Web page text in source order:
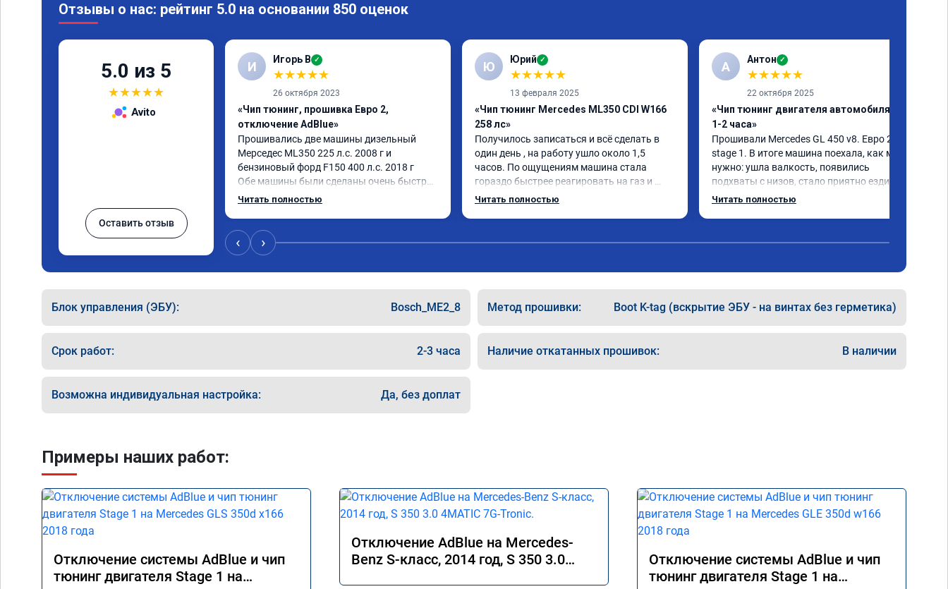
Отзывы о нас: рейтинг 5.0 на основании 850 оценок
5.0 из 5
★★★★★
Avito
Оставить отзыв
И Игорь В ✓
★★★★★
26 октября 2023
«Чип тюнинг, прошивка Евро 2,
отключение AdBlue»
Прошивались две машины дизельный
Мерседес ML350 225 л.с. 2008 г и
бензиновый форд F150 400 л.с. 2018 г
Обе машины были сделаны очень быстро -
прошивка качественная, расход упал,
Получил рекомендации по дальнейшей
эксплуатации, а так же существенный
Читать полностью
Ю Юрий ✓
★★★★★
13 февраля 2025
«Чип тюнинг Mercedes ML350 CDI W166
258 лс»
Получилось записаться и всё сделать в
один день , на работу ушло около 1,5
часов. По ощущениям машина стала
гораздо быстрее реагировать на газ и
менять передачи, очень доволен
Читать полностью
А Антон ✓
★★★★★
22 октября 2025
«Чип тюнинг двигателя автомобиля за
1-2 часа»
Прошивали Mercedes GL 450 v8. Евро 2 +
stage 1. В итоге машина поехала, как мне
нужно: ушла валкость, появились
подхваты с низов, стало приятно ездить.
Одни из лучших трат, в авто! 🔥
Читать полностью
‹ ›
Блок управления (ЭБУ): Bosch_ME2_8 Метод прошивки: Boot K-tag (вскрытие ЭБУ - на винтах без герметика)
Срок работ: 2-3 часа Наличие откатанных прошивок: В наличии
Возможна индивидуальная настройка: Да, без доплат
Примеры наших работ:
Отключение системы AdBlue и чип
тюнинг двигателя Stage 1 на
Отключение AdBlue на Mercedes-
Benz S-класс, 2014 год, S 350 3.0
Отключение системы AdBlue и чип
тюнинг двигателя Stage 1 на